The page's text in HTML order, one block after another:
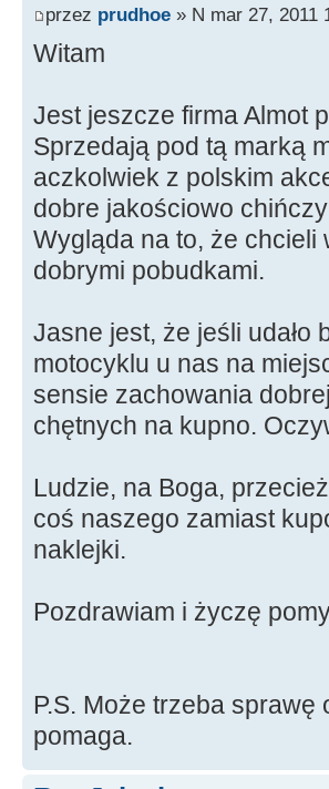
przez prudhoe » N mar 27, 2011
Witam
Jest jeszcze firma Almot
Sprzedają pod tą marką
aczkolwiek z polskim
dobre jakościowo
Wygląda na to, że
dobrymi pobudkami.
Jasne jest, że jeśli
motocyklu u nas na
sensie zachowania
chętnych na kupno.
Ludzie, na Boga,
coś naszego zamiast
naklejki.
Pozdrawiam i życzę
P.S. Może trzeba
pomaga.